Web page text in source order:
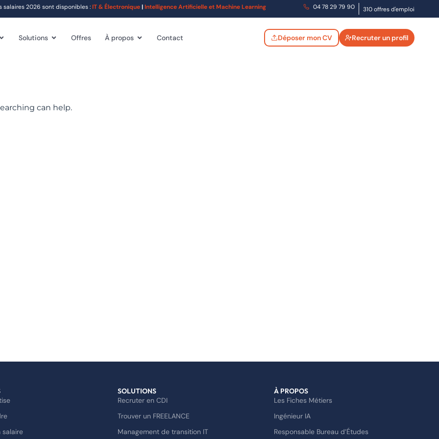
2026 sont disponibles :IT & Électronique|Intelligence Artificielle et Machine Learning 04 78 29 79 90 310 offres d'emploi
Solutions Offres À propos Contact Déposer mon CV Recruter un profil
can help.
salaire
SOLUTIONS
Recruter en CDI
Trouver un FREELANCE
Management de transition IT
À PROPOS
Les Fiches Métiers
Ingénieur IA
Responsable Bureau d’Études